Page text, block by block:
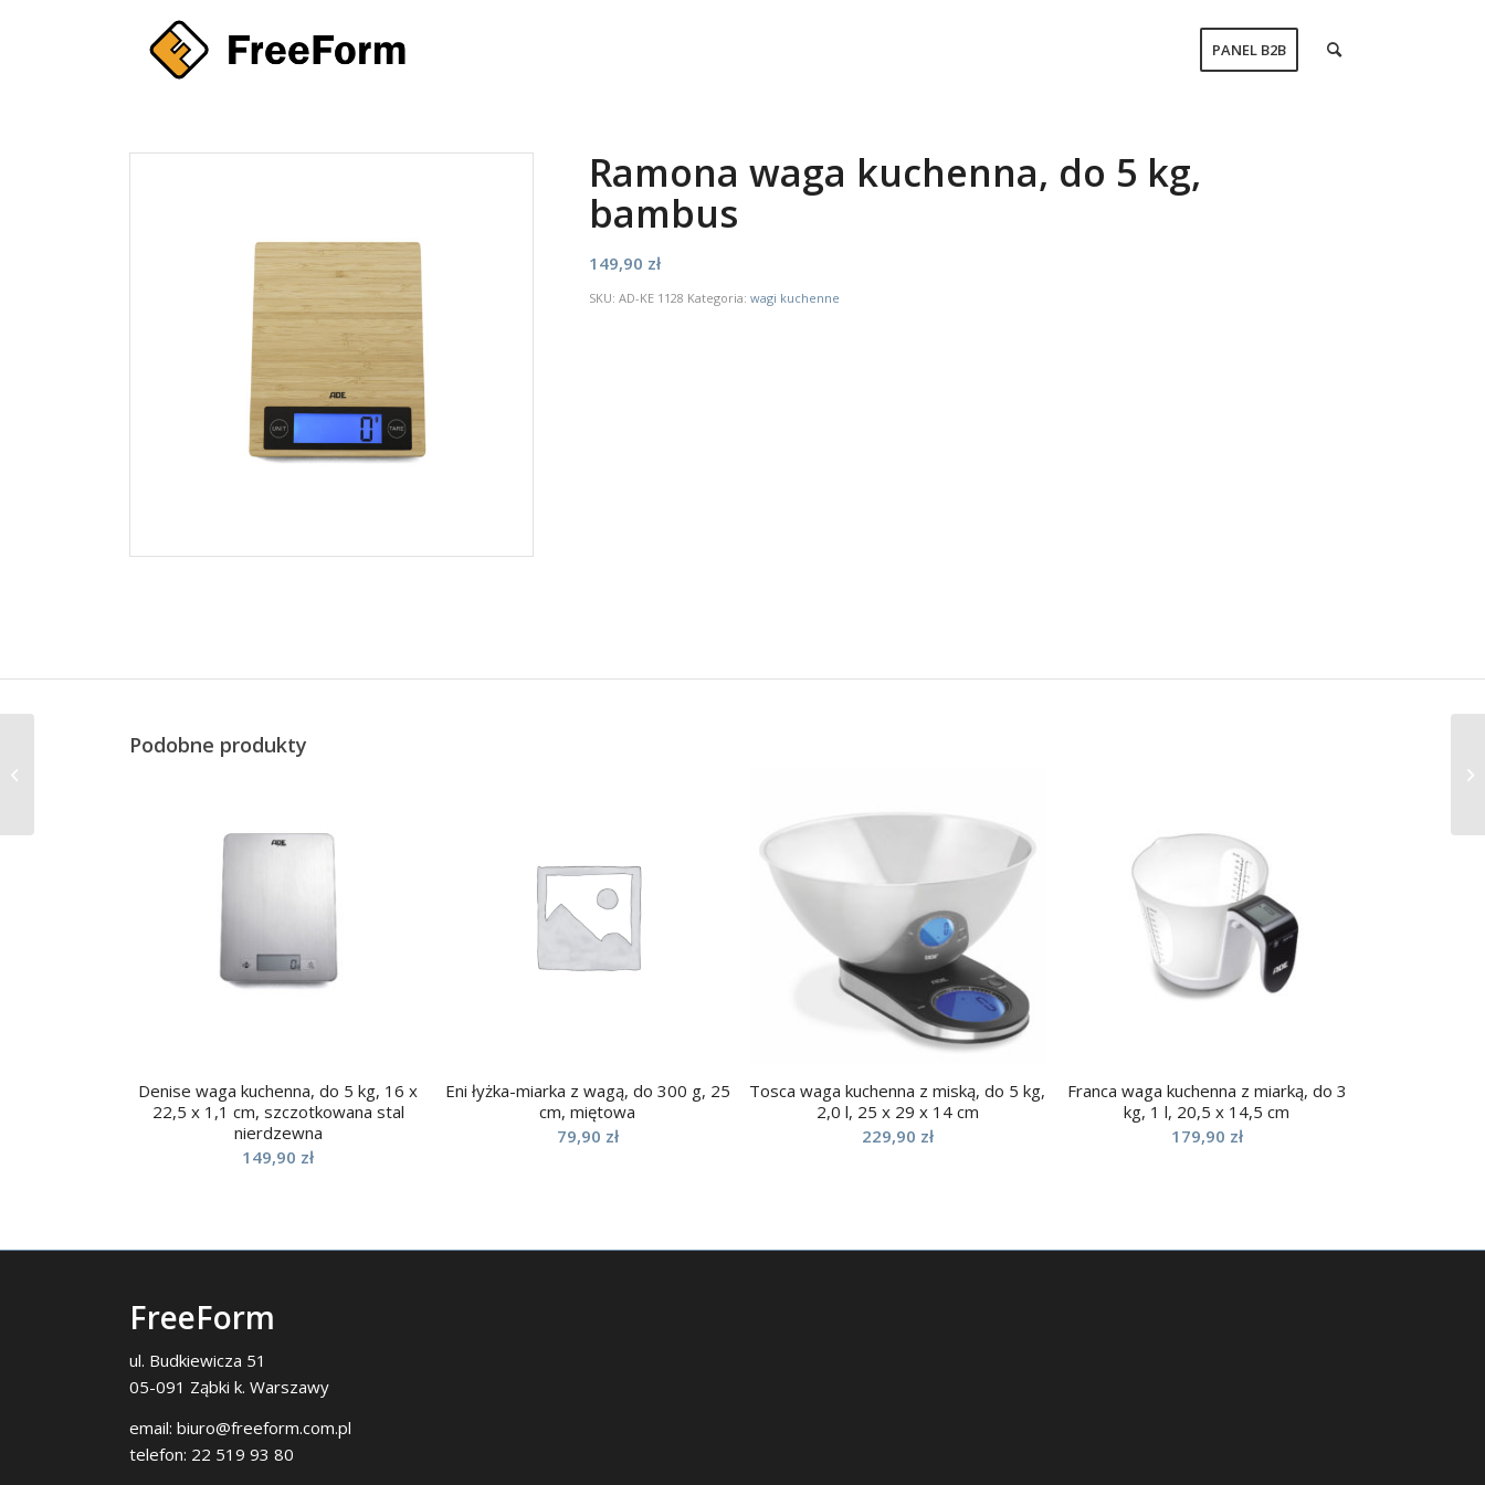
PANEL B2B
Ramona waga kuchenna, do 5 kg,
bambus
149,90 zł
SKU:AD-KE 1128 Kategoria:wagi kuchenne
Podobne produkty
Denise waga kuchenna, do 5 kg, 16 x
22,5 x 1,1 cm, szczotkowana stal
nierdzewna
149,90 zł
Eni łyżka-miarka z wagą, do 300 g, 25
cm, miętowa
79,90 zł
Tosca waga kuchenna z miską, do 5 kg,
2,0 l, 25 x 29 x 14 cm
229,90 zł
Franca waga kuchenna z miarką, do 3
kg, 1 l, 20,5 x 14,5 cm
179,90 zł
FreeForm
ul. Budkiewicza 51
05-091 Ząbki k. Warszawy
email: biuro@freeform.com.pl
telefon: 22 519 93 80
Kitchen siekacz